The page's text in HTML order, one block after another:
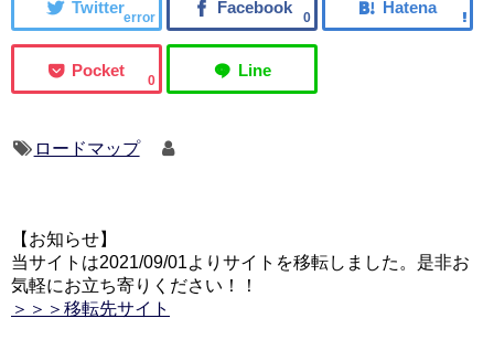
error 0
0
ロードマップ
【お知らせ】
当サイトは2021/09/01よりサイトを移転しました。是非お
気軽にお立ち寄りください！！
＞＞＞移転先サイト